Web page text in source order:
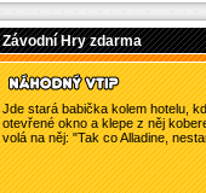
Závodní Hry zdarma
Jde stará babička kolem hotelu,
otevřené okno a klepe z něj
volá na něj: "Tak co Alladine,